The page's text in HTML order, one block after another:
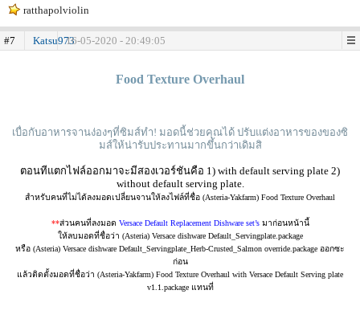
ratthapolviolin
#7 Katsu97316-05-2020 - 20:49:05
Food Texture Overhaul
เบื่อกับอาหารจานง่องๆที่ซิมส์ทำ! มอดนี้ช่วยคุณได้ ปรับแต่งอาหารของของซิ
มส์ให้น่ารับประทานมากขึ้นกว่าเดิมสิ
ตอนทีแตกไฟล์ออกมาจะมีสองเวอร์ชันคือ 1) with default serving plate 2)
without default serving plate.
สำหรับคนที่ไม่ได้ลงมอดเปลี่ยนจานให้ลงไฟล์ที่ชื่อ (Asteria-Yakfarm) Food Texture Overhaul
**ส่วนคนที่ลงมอด Versace Default Replacement Dishware set’sมาก่อนหน้านี้
ให้ลบมอดที่ชื่อว่า (Asteria) Versace dishware Default_Servingplate.package
หรือ (Asteria) Versace dishware Default_Servingplate_Herb-Crusted_Salmon override.package ออกซะ
ก่อน
แล้วติดตั้งมอดที่ชื่อว่า (Asteria-Yakfarm) Food Texture Overhaul with Versace Default Serving plate
v1.1.package แทนที่